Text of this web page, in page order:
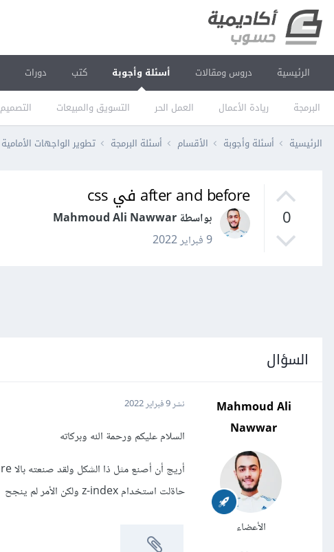
الرئيسية دروس ومقالات أسئلة وأجوبة
البرمجة ريادة الأعمال العمل الحر التسويق والمبيعات التصميم
كتب دورات
الرئيسية أسئلة وأجوبة الأقسام أسئلة البرمجة تطوير الواجهات الأمامية
0
after and before في css
بواسطة Mahmoud Ali Nawwar
9 فبراير 2022
السؤال
Mahmoud Ali
Nawwar
الأعضاء
نشر9 فبراير 2022
السلام عليكم ورحمة الله وبركاته
حاةلت استخدام z-index ولكن الأمر لم ينجح